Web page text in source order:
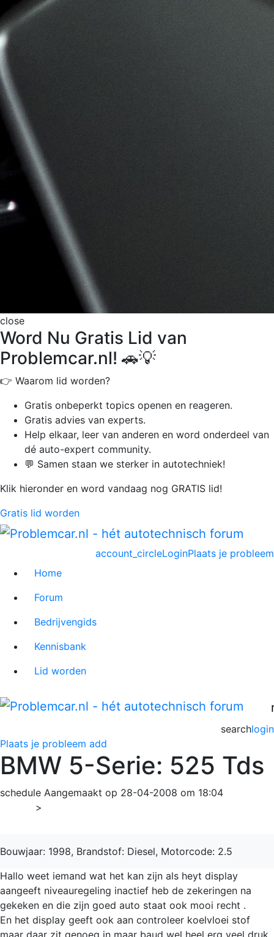
close
Word Nu Gratis Lid van
Problemcar.nl! 🚗💡
👉 Waarom lid worden?
Gratis onbeperkt topics openen en reageren.
Gratis advies van experts.
Help elkaar, leer van anderen en word onderdeel van
dé auto-expert community.
💬 Samen staan we sterker in autotechniek!
Klik hieronder en word vandaag nog GRATIS lid!
Gratis lid worden
Plaats je probleem
account_circleLogin
Home
Forum
Bedrijvengids
Kennisbank
Lid worden
login
search
Plaats je probleem add
BMW 5-Serie: 525 Tds
schedule Aangemaakt op 28-04-2008 om 18:04
>
Bouwjaar: 1998, Brandstof: Diesel, Motorcode: 2.5
Hallo weet iemand wat het kan zijn als heyt display
aangeeft niveauregeling inactief heb de zekeringen na
gekeken en die zijn goed auto staat ook mooi recht .
En het display geeft ook aan controleer koelvloei stof
maar daar zit genoeg in maar baud wel heel erg veel druk